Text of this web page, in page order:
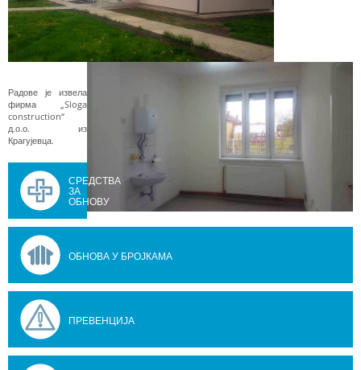
Радове је извела
фирма „Sloga
construction“
д.о.о. из
Крагујевца.
СРЕДСТВА
ЗА
ОБНОВУ
ОБНОВА У БРОЈКАМА
ПРЕВЕНЦИЈА